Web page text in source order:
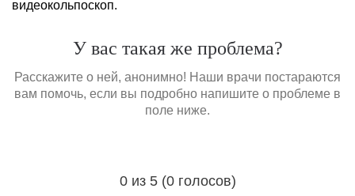
видеокольпоскоп.
У вас такая же проблема?
Расскажите о ней, анонимно! Наши врачи постараются
вам помочь, если вы подробно напишите о проблеме в
поле ниже.
Загрузка...
0 из 5 (0 голосов)